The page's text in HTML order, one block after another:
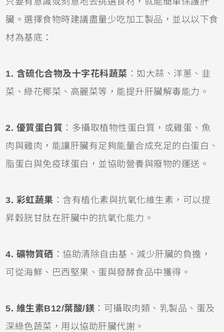
臟。選擇食物時建議盡量少吃加工製品，並以以下食
材為基底：
1. 含硫化合物及十字花科蔬菜 ：如大蒜、洋蔥、韭
菜、綠花椰菜、高麗菜等，能提升肝臟解毒能力。
2. 優質蛋白質 ：多攝取植物性蛋白質，或雞蛋、魚
肉與雞肉，能讓肝臟有足夠能量合成充足的白蛋白、
脂蛋白與免疫球蛋白，並協助營養與廢物的運送。
3. 彩虹蔬果 ：含有植化素與抗氧化維生素，可以提
昇穀胱甘肽在肝臟中的抗氧化能力。
4. 礦物質硒 ：協助清除自由基、減少肝臟的負擔，
可從海鮮、巴西堅果、蛋與發酵食品中獲得。
5. 維生素B12/葉酸/鎂 ：可攝取肉類、乳製品、蛋及
深綠色蔬菜，用以協助肝臟代謝。